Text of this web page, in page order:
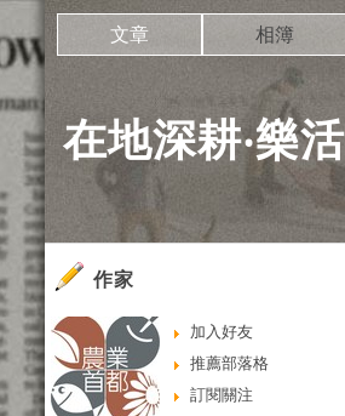
在地深耕‧樂
文章 相簿
作家
加入好友
推薦部落格
訂閱關注